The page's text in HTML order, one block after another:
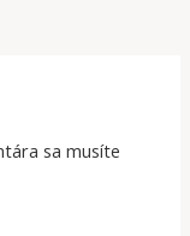
sa musíte